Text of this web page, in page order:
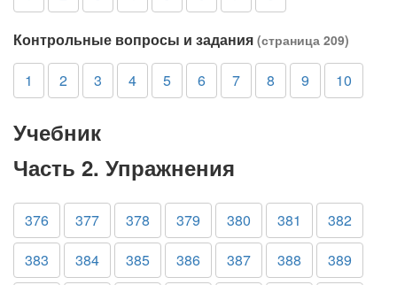
Контрольные вопросы и задания (страница 209)
1 2 3 4 5 6 7 8 9 10
Учебник
Часть 2. Упражнения
376 377 378 379 380 381
382
383
384 385 386 387 388
389